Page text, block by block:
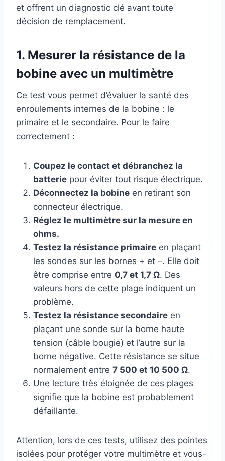
et offrent un diagnostic clé avant toute
décision de remplacement.
1. Mesurer la résistance de la
bobine avec un multimètre
Ce test vous permet d’évaluer la santé des
enroulements internes de la bobine : le
primaire et le secondaire. Pour le faire
correctement :
Coupez le contact et débranchez la
batterie pour éviter tout risque électrique.
Déconnectez la bobine en retirant son
connecteur électrique.
Réglez le multimètre sur la mesure en
ohms.
Testez la résistance primaire en plaçant
les sondes sur les bornes + et –. Elle doit
être comprise entre 0,7 et 1,7 Ω. Des
valeurs hors de cette plage indiquent un
problème.
Testez la résistance secondaire en
plaçant une sonde sur la borne haute
tension (câble bougie) et l’autre sur la
borne négative. Cette résistance se situe
normalement entre 7 500 et 10 500 Ω.
Une lecture très éloignée de ces plages
signifie que la bobine est probablement
défaillante.
Attention, lors de ces tests, utilisez des pointes
isolées pour protéger votre multimètre et vous-